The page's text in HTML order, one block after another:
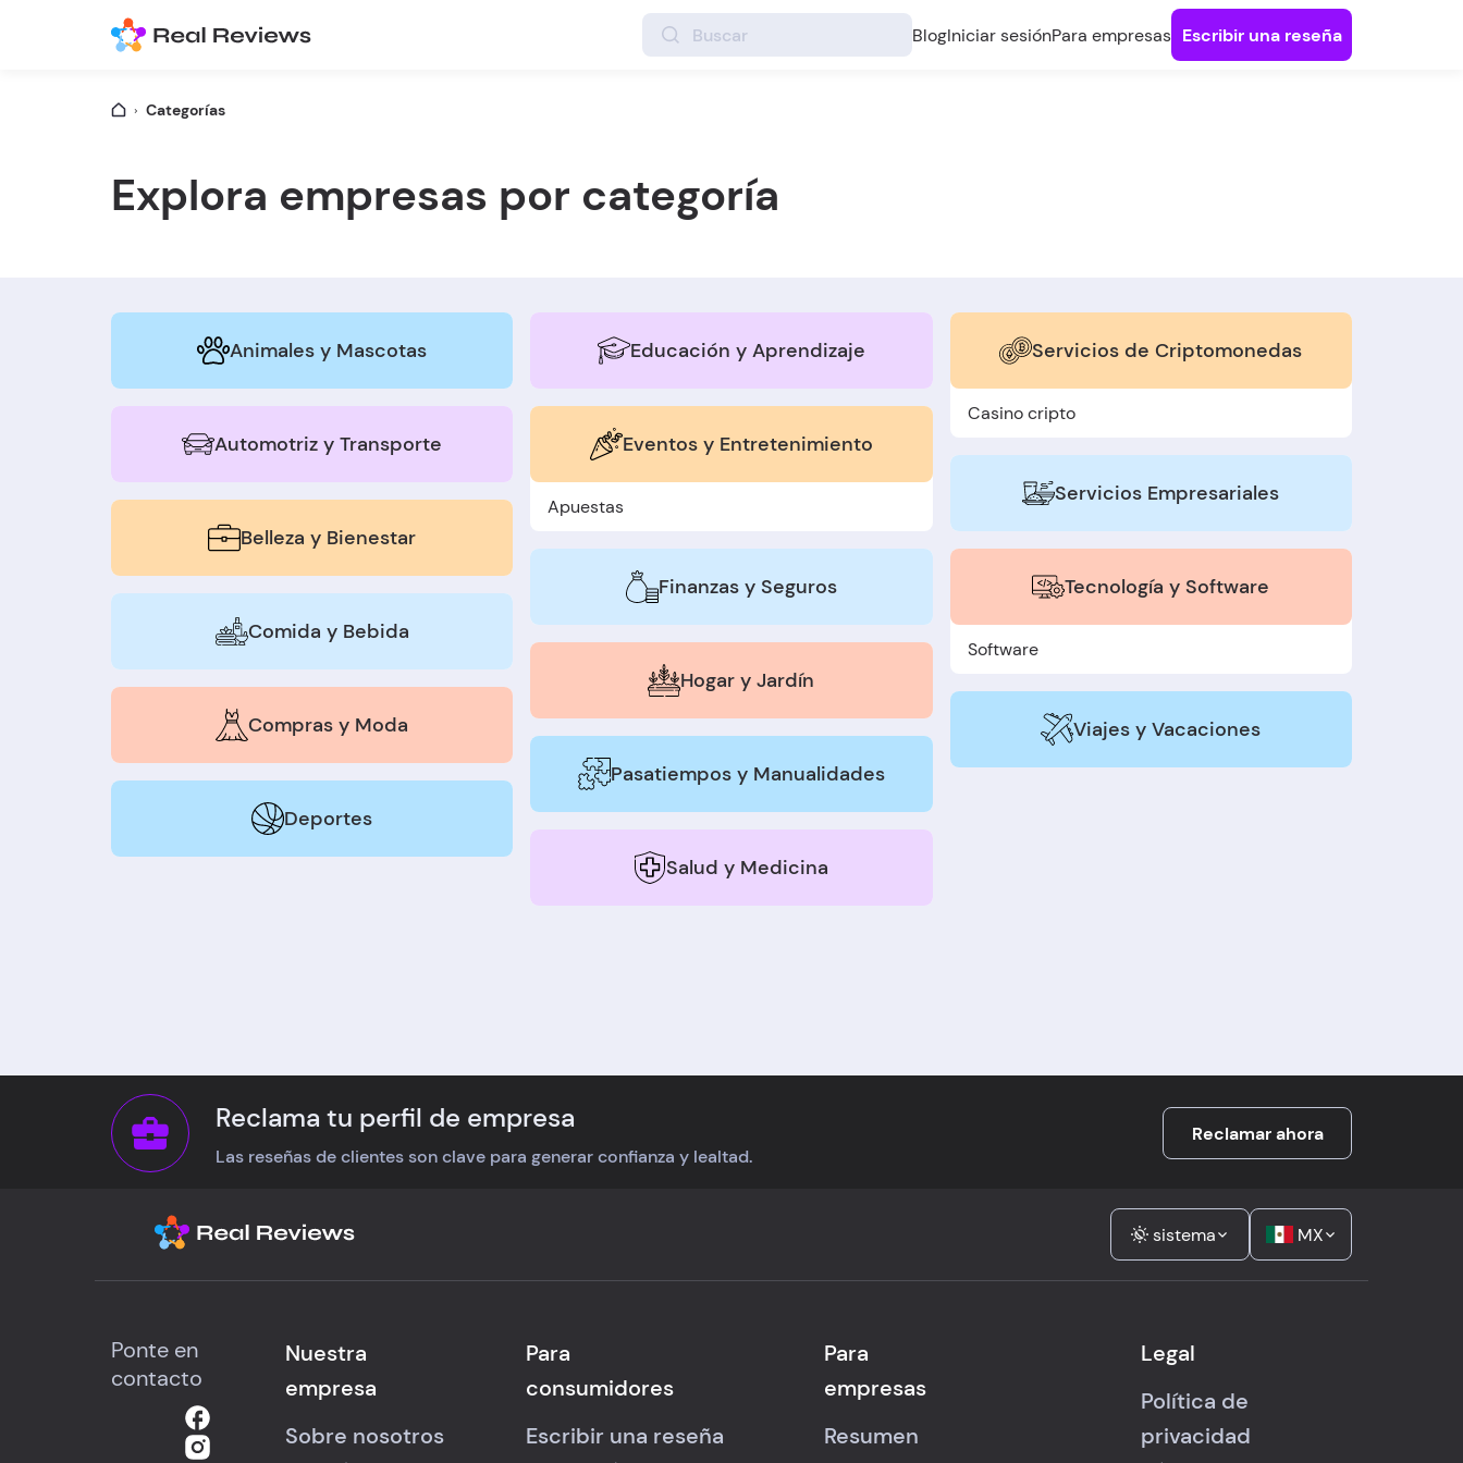
BlogIniciar sesiónPara empresas Escribir una reseña
Categorías
Explora empresas por categoría
Animales y Mascotas
Automotriz y Transporte
Belleza y Bienestar
Comida y Bebida
Compras y Moda
Deportes
Educación y Aprendizaje
Eventos y Entretenimiento
Apuestas
Finanzas y Seguros
Hogar y Jardín
Pasatiempos y Manualidades
Salud y Medicina
Servicios de Criptomonedas
Casino cripto
Servicios Empresariales
Tecnología y Software
Software
Viajes y Vacaciones
Reclama tu perfil de empresa
Las reseñas de clientes son clave para generar confianza y lealtad.
Reclamar ahora
sistema MX
Ponte en
contacto
Nuestra
empresa
Sobre nosotros
Para
consumidores
Escribir una reseña
Para
empresas
Resumen
Legal
Política de
privacidad